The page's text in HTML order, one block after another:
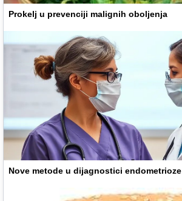
Prokelj u prevenciji malignih oboljenja
Nove metode u dijagnostici endometrioze